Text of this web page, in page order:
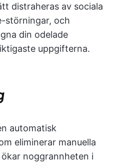
distraheras av sociala
störningar, och
din odelade
uppgifterna.
automatisk
eliminerar manuella
noggrannheten i